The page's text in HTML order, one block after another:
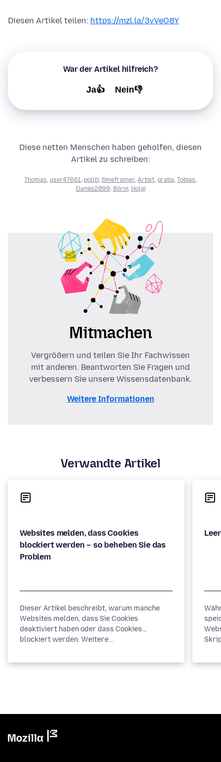
Diesen Artikel teilen: https://mzl.la/3vVeO8Y
War der Artikel hilfreich?
Ja👍 Nein👎
Diese netten Menschen haben geholfen, diesen
Artikel zu schreiben:
Thomas user47661 pollti timeframer, Artist graba Tobias
Daniel2099 Börni, Holgi
Mitmachen
Vergrößern und teilen Sie Ihr Fachwissen
mit anderen. Beantworten Sie Fragen und
verbessern Sie unsere Wissensdatenbank.
Weitere Informationen
Verwandte Artikel
Websites melden, dass Cookies
blockiert werden – so beheben Sie das
Problem
Dieser Artikel beschreibt, warum manche
Websites melden, dass Sie Cookies
deaktiviert haben oder dass Cookies
blockiert werden. Weitere...